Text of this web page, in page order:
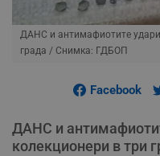
ДАНС и антимафиотите
града / Снимка: ГДБОП
Facebook
ДАНС и
колекционери в три